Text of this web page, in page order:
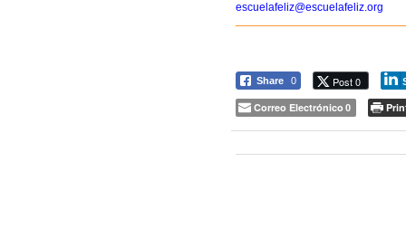
escuelafeliz@escuelafeliz.org
Share 0 Post 0
Correo Electrónico 0